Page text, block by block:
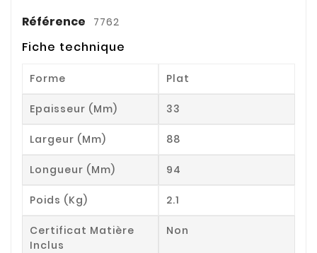
Référence 7762
Fiche technique
Forme Plat
Epaisseur (mm) 33
Largeur (mm) 88
Longueur (mm) 94
Poids (kg) 2.1
Certificat Matière
Inclus
Non